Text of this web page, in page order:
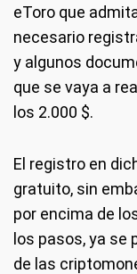
eToro que
necesario
y algunos
que se vaya a
los 2.000 $.
El registro en
gratuito, sin
por encima de
los pasos, ya se
de las